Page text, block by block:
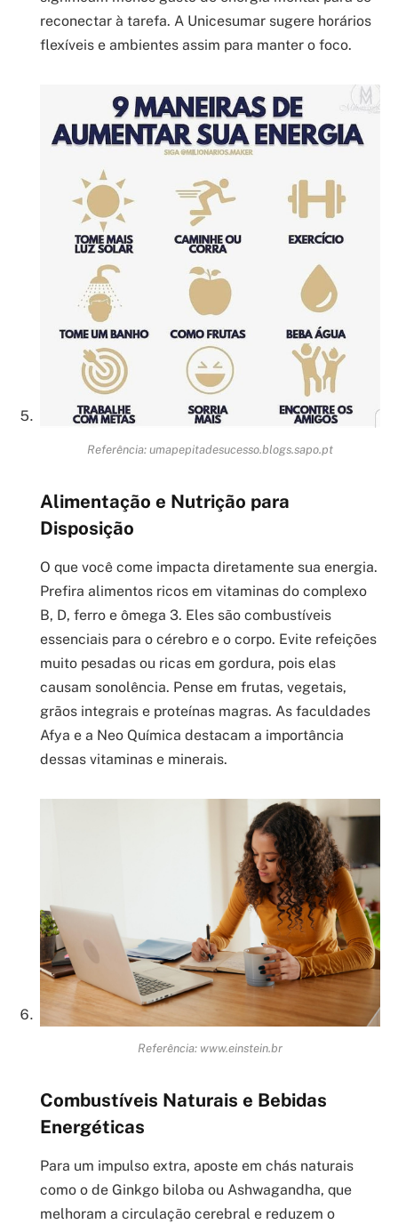
reconectar à tarefa. A Unicesumar sugere horários
flexíveis e ambientes assim para manter o foco.
Referência: umapepitadesucesso.blogs.sapo.pt
Alimentação e Nutrição para
Disposição
O que você come impacta diretamente sua energia.
Prefira alimentos ricos em vitaminas do complexo
B, D, ferro e ômega 3. Eles são combustíveis
essenciais para o cérebro e o corpo. Evite refeições
muito pesadas ou ricas em gordura, pois elas
causam sonolência. Pense em frutas, vegetais,
grãos integrais e proteínas magras. As faculdades
Afya e a Neo Química destacam a importância
dessas vitaminas e minerais.
Referência: www.einstein.br
Combustíveis Naturais e Bebidas
Energéticas
Para um impulso extra, aposte em chás naturais
como o de Ginkgo biloba ou Ashwagandha, que
melhoram a circulação cerebral e reduzem o